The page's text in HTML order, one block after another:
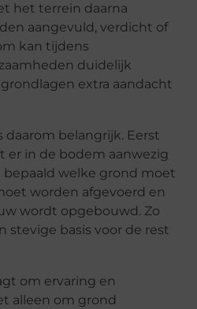
het terrein daarna
aangevuld, verdicht of
kan tijdens
duidelijk
extra aandacht
daarom belangrijk. Eerst
er in de bodem aanwezig
bepaald welke grond moet
worden afgevoerd en
wordt opgebouwd. Zo
stevige basis voor de rest
om ervaring en
alleen om grond